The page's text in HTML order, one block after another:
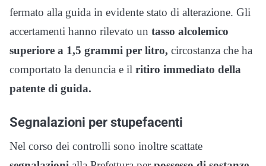
fermato alla guida in evidente stato di alterazione. Gli
accertamenti hanno rilevato un tasso alcolemico
superiore a 1,5 grammi per litro, circostanza che ha
comportato la denuncia e il ritiro immediato della
patente di guida.
Segnalazioni per stupefacenti
Nel corso dei controlli sono inoltre scattate